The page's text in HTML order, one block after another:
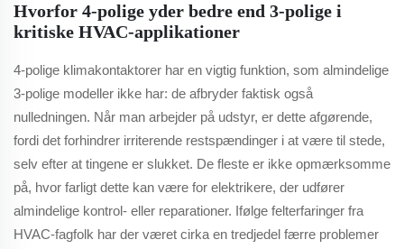
Hvorfor 4-polige yder bedre end 3-polige i
kritiske HVAC-applikationer
4-polige klimakontaktorer har en vigtig funktion, som almindelige
3-polige modeller ikke har: de afbryder faktisk også
nulledningen. Når man arbejder på udstyr, er dette afgørende,
fordi det forhindrer irriterende restspændinger i at være til stede,
selv efter at tingene er slukket. De fleste er ikke opmærksomme
på, hvor farligt dette kan være for elektrikere, der udfører
almindelige kontrol- eller reparationer. Ifølge felterfaringer fra
HVAC-fagfolk har der været cirka en tredjedel færre problemer